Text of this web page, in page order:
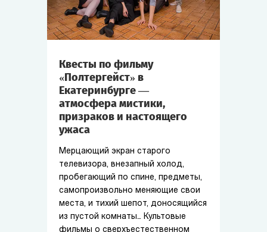
Квесты по фильму
«Полтергейст» в
Екатеринбурге —
атмосфера мистики,
призраков и настоящего
ужаса
Мерцающий экран старого
телевизора, внезапный холод,
пробегающий по спине, предметы,
самопроизвольно меняющие свои
места, и тихий шепот, доносящийся
из пустой комнаты… Культовые
фильмы о сверхъестественном